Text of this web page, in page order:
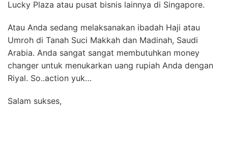
Lucky Plaza atau pusat bisnis lainnya di Singapore.
Atau Anda sedang melaksanakan ibadah Haji atau
Umroh di Tanah Suci Makkah dan Madinah, Saudi
Arabia. Anda sangat sangat membutuhkan money
changer untuk menukarkan uang rupiah Anda dengan
Riyal. So..action yuk…
Salam sukses,